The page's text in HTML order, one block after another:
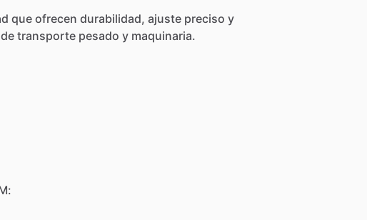
que ofrecen durabilidad, ajuste preciso y
de transporte pesado y maquinaria.